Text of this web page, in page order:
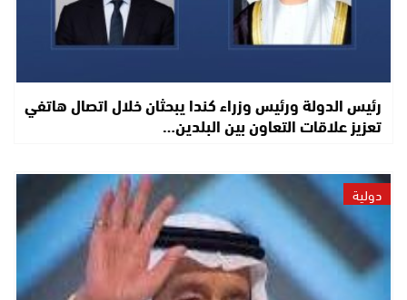
رئيس الدولة ورئيس وزراء كندا يبحثان خلال اتصال هاتفي
تعزيز علاقات التعاون بين البلدين…
دولية